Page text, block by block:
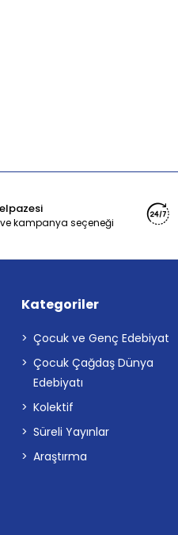
kampanya seçeneği
Kategoriler
Çocuk ve Genç Edebiyat
Çocuk Çağdaş Dünya
Edebiyatı
Kolektif
Süreli Yayınlar
Araştırma